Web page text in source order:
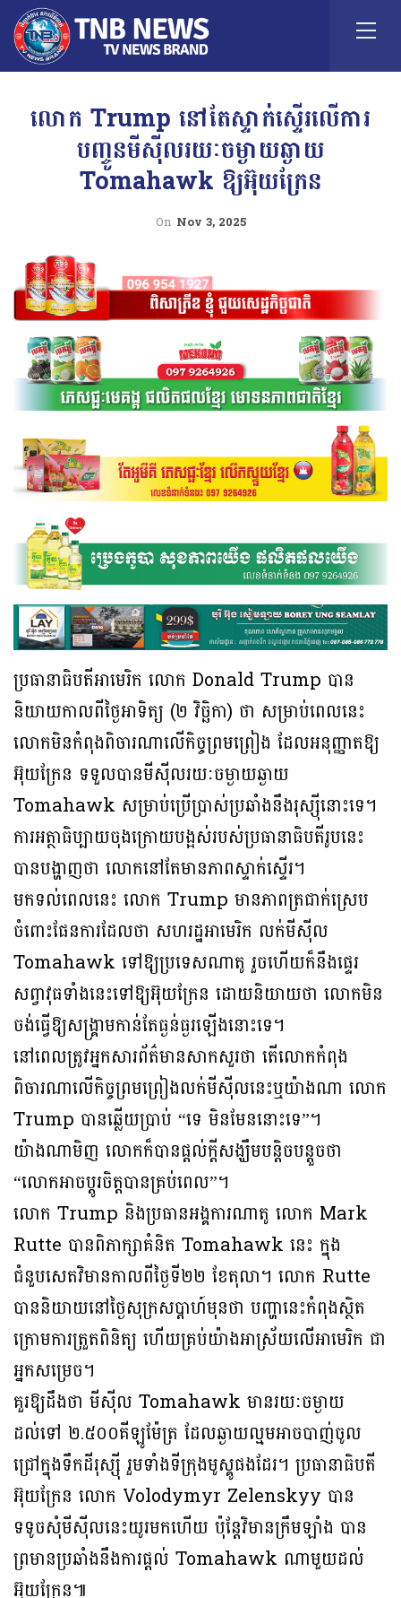
លោក Trump នៅតែស្ទាក់ស្ទើរលើការ
បញ្ចូនមីស៊ីលរយៈចម្ងាយឆ្ងាយ
Tomahawk ឱ្យអ៊ុយក្រែន
On Nov 3, 2025
ប្រធានាធិបតីអាមេរិក លោក Donald Trump បាន
និយាយកាលពីថ្ងៃអាទិត្យ (២ វិច្ឆិកា) ថា សម្រាប់ពេលនេះ
លោកមិនកំពុងពិចារណាលើកិច្ចព្រមព្រៀង ដែលអនុញ្ញាតឱ្យ
អ៊ុយក្រែន ទទួលបានមីស៊ីលរយៈចម្ងាយឆ្ងាយ
Tomahawk សម្រាប់ប្រើប្រាស់ប្រឆាំងនឹងរុស្ស៊ីនោះទេ។
ការអត្ថាធិប្បាយចុងក្រោយបង្អស់របស់ប្រធានាធិបតីរូបនេះ
បានបង្ហាញថា លោកនៅតែមានភាពស្ទាក់ស្ទើរ។
មកទល់ពេលនេះ លោក Trump មានភាពត្រជាក់ស្រេប
ចំពោះផែនការដែលថា សហរដ្ឋអាមេរិក លក់មីស៊ីល
Tomahawk ទៅឱ្យប្រទេសណាតូ រួចហើយក៏នឹងផ្ទេរ
សព្វាវុធទាំងនេះទៅឱ្យអ៊ុយក្រែន ដោយនិយាយថា លោកមិន
ចង់ធ្វើឱ្យសង្គ្រាមកាន់តែធ្ងន់ធ្ងរឡើងនោះទេ។
នៅពេលត្រូវអ្នកសារព័ត៌មានសាកសួរថា តើលោកកំពុង
ពិចារណាលើកិច្ចព្រមព្រៀងលក់មីស៊ីលនេះឬយ៉ាងណា លោក
Trump បានឆ្លើយប្រាប់ “ទេ មិនមែននោះទេ”។
យ៉ាងណាមិញ លោកក៏បានផ្ដល់ក្ដីសង្ឃឹមបន្តិចបន្តួចថា
“លោកអាចប្តូរចិត្តបានគ្រប់ពេល”។
លោក Trump និងប្រធានអង្គការណាតូ លោក Mark
Rutte បានពិភាក្សាគំនិត Tomahawk នេះ ក្នុង
ជំនួបសេតវិមានកាលពីថ្ងៃទី២២ ខែតុលា។ លោក Rutte
បាននិយាយនៅថ្ងៃសុក្រសប្ដាហ៍មុនថា បញ្ហានេះកំពុងស្ថិត
ក្រោមការត្រួតពិនិត្យ ហើយគ្រប់យ៉ាងអាស្រ័យលើអាមេរិក ជា
អ្នកសម្រេច។
គួរឱ្យដឹងថា មីស៊ីល Tomahawk មានរយៈចម្ងាយ
ដល់ទៅ ២.៥០០គីឡូម៉ែត្រ ដែលឆ្ងាយល្មមអាចបាញ់ចូល
ជ្រៅក្នុងទឹកដីរុស្ស៊ី រួមទាំងទីក្រុងមូស្គូផងដែរ។ ប្រធានាធិបតី
អ៊ុយក្រែន លោក Volodymyr Zelenskyy បាន
ទទូចសុំមីស៊ីលនេះយូរមកហើយ ប៉ុន្តែវិមានក្រឹមឡាំង បាន
ព្រមានប្រឆាំងនឹងការផ្តល់ Tomahawk ណាមួយដល់
អ៊ុយក្រែន៕